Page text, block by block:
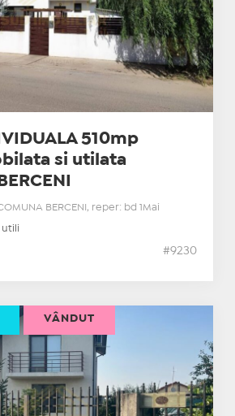
510mp
si utilata
BERCENI, reper: bd 1Mai
#9230
VÂNDUT